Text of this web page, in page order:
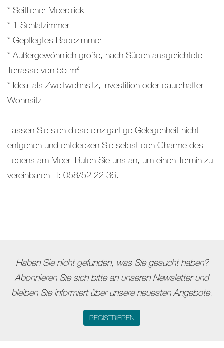
* Seitlicher Meerblick
* 1 Schlafzimmer
* Gepflegtes Badezimmer
* Außergewöhnlich große, nach Süden ausgerichtete
Terrasse von 55 m²
* Ideal als Zweitwohnsitz, Investition oder dauerhafter
Wohnsitz
Lassen Sie sich diese einzigartige Gelegenheit nicht
entgehen und entdecken Sie selbst den Charme des
Lebens am Meer. Rufen Sie uns an, um einen Termin zu
vereinbaren. T: 058/52 22 36.
Haben Sie nicht gefunden, was Sie gesucht haben?
Abonnieren Sie sich bitte an unseren Newsletter und
bleiben Sie informiert über unsere neuesten Angebote.
REGISTRIEREN